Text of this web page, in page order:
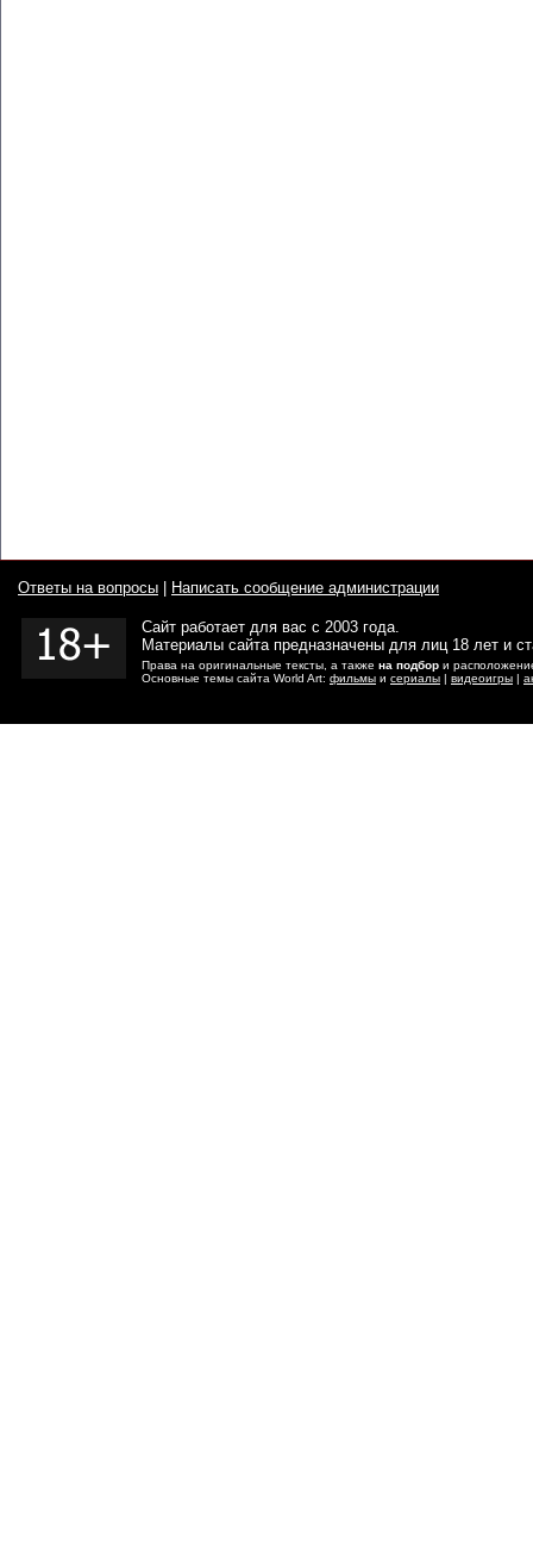
Ответы на вопросы Написать сообщение администрации
Сайт работает для вас с 2003 года.
Материалы сайта предназначены для лиц 18 лет и
Права на оригинальные тексты, а также на подбор и
Основные темы сайта World Art: фильмы и сериалы | видеоигры |